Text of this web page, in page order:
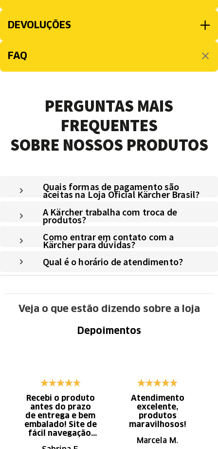
DEVOLUÇÕES
FAQ
PERGUNTAS MAIS
FREQUENTES
SOBRE NOSSOS PRODUTOS
Quais formas de pagamento são
aceitas na Loja Oficial Kärcher Brasil?
A Kärcher trabalha com troca de
produtos?
Como entrar em contato com a
Kärcher para dúvidas?
Qual é o horário de atendimento?
Veja o que estão dizendo sobre a loja
Depoimentos
Recebi o produto
antes do prazo
de entrega e bem
embalado! Site de
fácil navegação.
Atendimento
excelente,
produtos
maravilhosos!
Marcela M.